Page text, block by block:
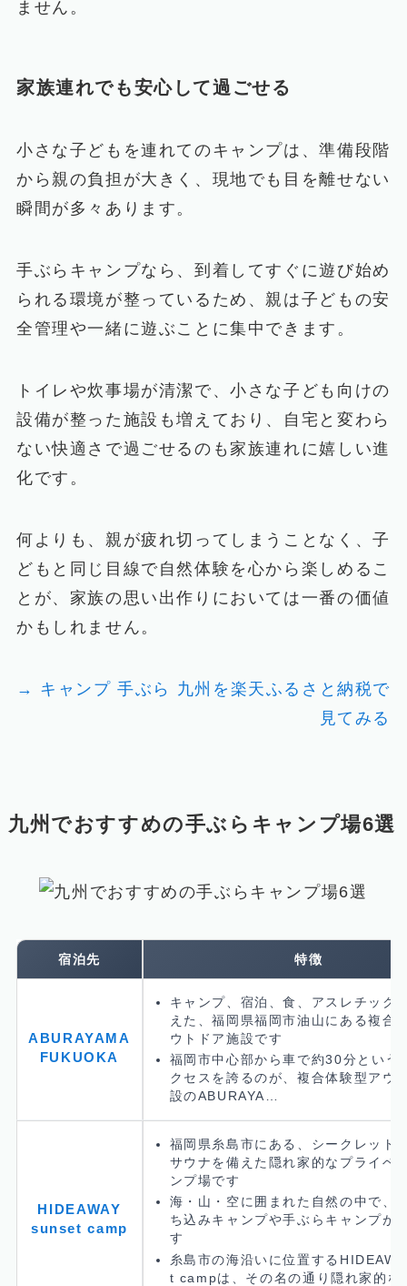
ません。
家族連れでも安心して過ごせる
小さな子どもを連れてのキャンプは、準備段階
から親の負担が大きく、現地でも目を離せない
瞬間が多々あります。
手ぶらキャンプなら、到着してすぐに遊び始め
られる環境が整っているため、親は子どもの安
全管理や一緒に遊ぶことに集中できます。
トイレや炊事場が清潔で、小さな子ども向けの
設備が整った施設も増えており、自宅と変わら
ない快適さで過ごせるのも家族連れに嬉しい進
化です。
何よりも、親が疲れ切ってしまうことなく、子
どもと同じ目線で自然体験を心から楽しめるこ
とが、家族の思い出作りにおいては一番の価値
かもしれません。
→ キャンプ 手ぶら 九州を楽天ふるさと納税で
見てみる
九州でおすすめの手ぶらキャンプ場6選
宿泊先 特徴
ABURAYAMA
FUKUOKA
キャンプ、宿泊、食、アスレチック
えた、福岡県福岡市油山にある複合
ウトドア施設です
福岡市中心部から車で約30分という
クセスを誇るのが、複合体験型アウ
設のABURAYA…
HIDEAWAY
sunset camp
福岡県糸島市にある、シークレット
サウナを備えた隠れ家的なプライベ
ンプ場です
海・山・空に囲まれた自然の中で、
ち込みキャンプや手ぶらキャンプが
す
糸島市の海沿いに位置する
t campは、その名の通り隠れ家的な